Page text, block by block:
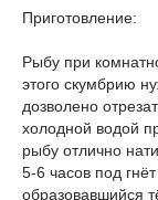
Приготовление:
Рыбу при
этого скумбрию
дозволено
холодной водой
рыбу отлично
5-6 часов под
образовавшийся